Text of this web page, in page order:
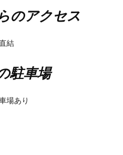
のアクセス
結
駐車場
場あり